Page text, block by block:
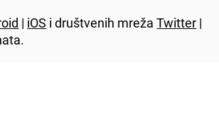
| iOS i društvenih mrežaTwitter |